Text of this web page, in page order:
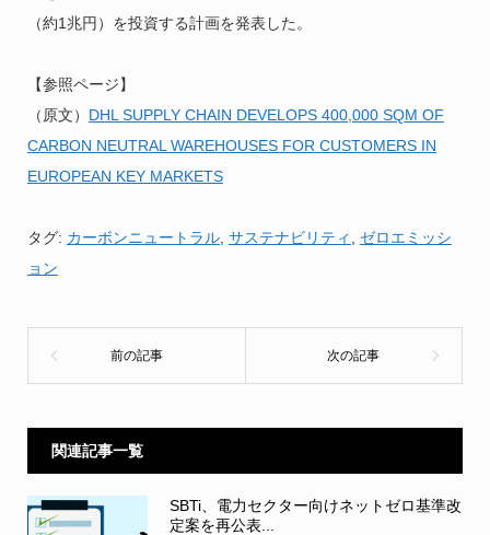
（約1兆円）を投資する計画を発表した。
【参照ページ】
（原文） DHL SUPPLY CHAIN DEVELOPS 400,000 SQM OF
CARBON NEUTRAL WAREHOUSES FOR CUSTOMERS IN
EUROPEAN KEY MARKETS
タグ: カーボンニュートラル, サステナビリティ
ゼロエミッシ
ョン
関連記事一覧
SBTi、電力セクター向けネットゼロ基準改
定案を再公表...